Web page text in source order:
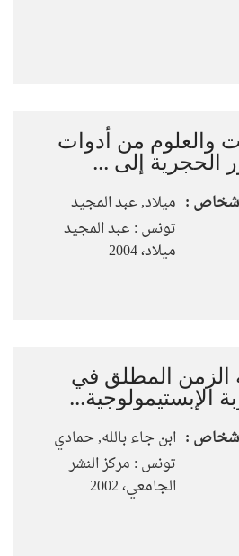
والعلوم من أدوات
الحجرية إلى ...
: ميلاد, عبد المجيد
تونس : عبد المجيد
ميلاد، 2004
الزمن المطلق في
الإبستيمولوجية...
: ابن جاء بالله, حمادي
تونس : مركز النشر
الجامعي، 2002